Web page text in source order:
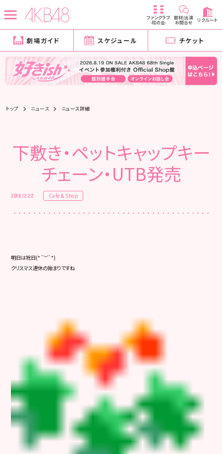
ファンクラブ
-柱の会-
取材/出演
お問合せ リクルート
劇場ガイド スケジュール チケット
トップ ニュース ニュース詳細
下敷き・ペットキャップキー
チェーン・UTB発売
2016.12.22 Cafe & Shop
明日は祝日(*´﹀`*)
クリスマス連休の始まりですね